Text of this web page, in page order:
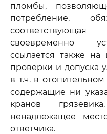
пломбы,
потребление,
своевременно
ссылается также
проверки и допуска
в т.ч. в
содержащие ни
кранов
ненадлежащее
ответчика.